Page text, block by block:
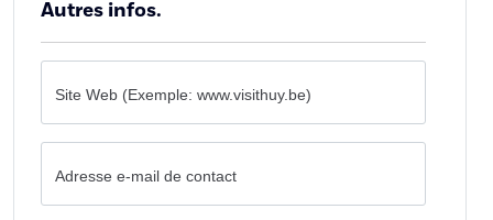
Autres infos.
Site Web (Exemple: www.visithuy.be)
Adresse e-mail de contact